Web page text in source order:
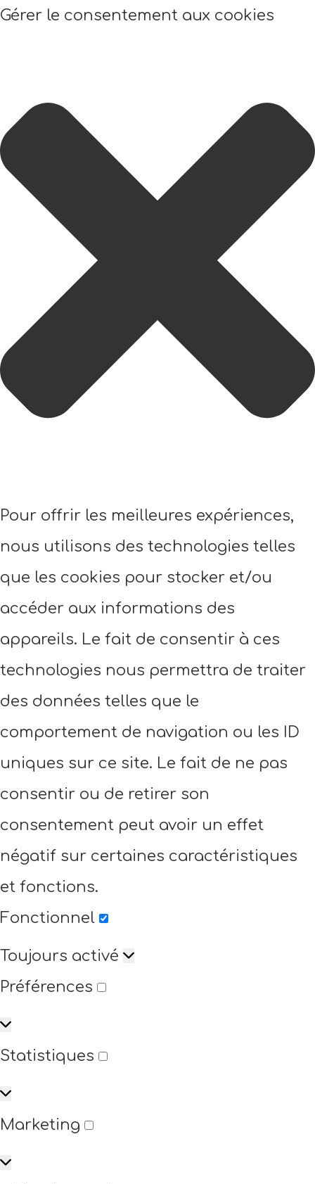
Gérer le consentement aux cookies
Pour offrir les meilleures expériences,
nous utilisons des technologies telles
que les cookies pour stocker et/ou
accéder aux informations des
appareils. Le fait de consentir à ces
technologies nous permettra de traiter
des données telles que le
comportement de navigation ou les ID
uniques sur ce site. Le fait de ne pas
consentir ou de retirer son
consentement peut avoir un effet
négatif sur certaines caractéristiques
et fonctions.
Fonctionnel
Toujours activé
Préférences
Statistiques
Marketing